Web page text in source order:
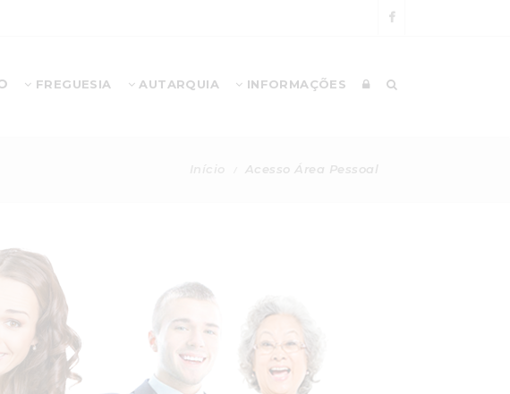
FREGUESIA AUTARQUIA INFORMAÇÕES
Acesso Área Pessoal